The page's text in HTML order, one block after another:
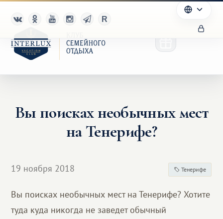
Клуб
Преимущества
Партнерам
Благотворительность
Вы поисках необычных мест
на Тенерифе?
19 ноября 2018 Тенерифе
Вы поисках необычных мест на Тенерифе? Хотите
туда куда никогда не заведет обычный